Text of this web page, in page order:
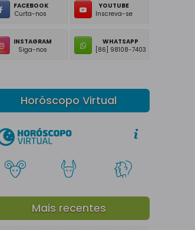
FACEBOOK
Curta-nos
YOUTUBE
Inscreva-se
INSTAGRAM
Siga-nos
WHATSAPP
[86] 98108-7403
Horóscopo Virtual
Mais recentes